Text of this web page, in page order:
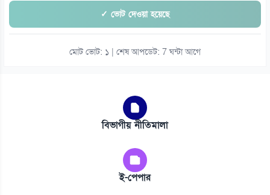
✓ ভোট দেওয়া হয়েছে
মোট ভোট: ১ | শেষ আপডেট: 7 ঘন্টা আগে
বিভাগীয় নীতিমালা
ই-পেপার